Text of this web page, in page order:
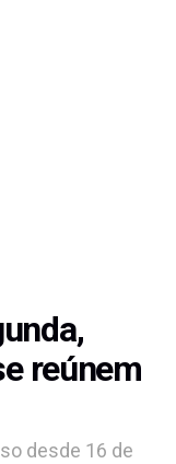
reúnem
desde 16 de